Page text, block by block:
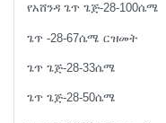
የአሸንዳ ጌጥ ጌጅ-28-100ሴሜ
ጌጥ -28-67ሴሜ ርዝመት
ጌጥ ጌጅ-28-33ሴሜ
ጌጥ ጌጅ-28-50ሴሜ